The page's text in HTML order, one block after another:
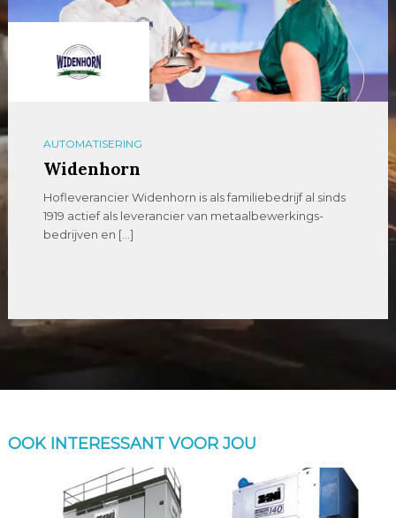
AUTOMATISERING
Widenhorn
Hofleverancier Widenhorn is als familiebedrijf al sinds
1919 actief als leverancier van metaalbewerkings-
bedrijven en […]
OOK INTERESSANT VOOR JOU